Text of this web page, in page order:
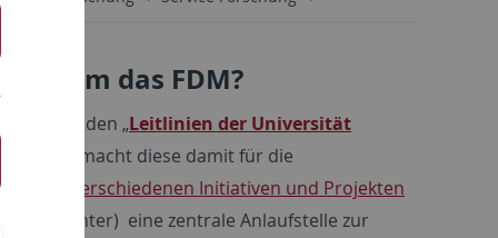
um das FDM?
Form in den „Leitlinien der Universität
und macht diese damit für die
verschiedenen Initiativen und Projekten
Center) eine zentrale Anlaufstelle zur